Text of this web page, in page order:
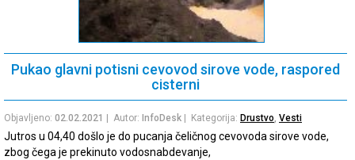
Pukao glavni potisni cevovod sirove vode, raspored
cisterni
Objavljeno: 02.02.2021 | Autor: InfoDesk | Kategorija: Drustvo, Vesti
Jutros u 04,40 došlo je do pucanja čeličnog cevovoda sirove vode,
zbog čega je prekinuto vodosnabdevanje,